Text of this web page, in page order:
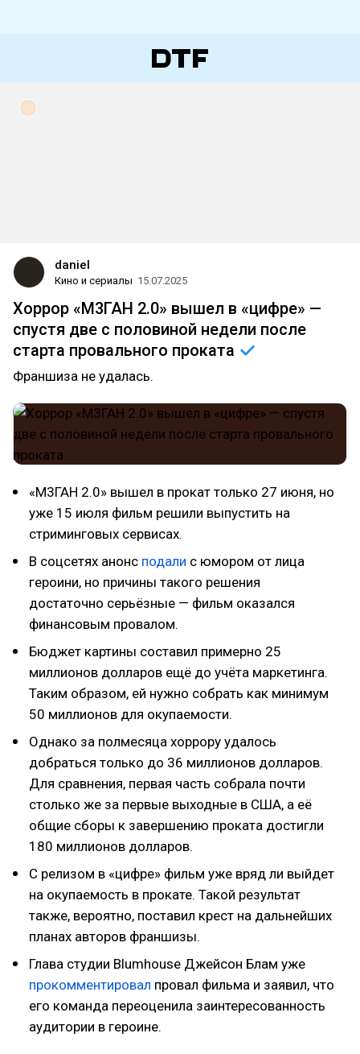
daniel
Кино и сериалы 15.07.2025
Хоррор «М3ГАН 2.0» вышел в «цифре» —
спустя две с половиной недели после
старта провального проката
Франшиза не удалась.
«М3ГАН 2.0» вышел в прокат только 27 июня, но
уже 15 июля фильм решили выпустить на
стриминговых сервисах.
В соцсетях анонс подали с юмором от лица
героини, но причины такого решения
достаточно серьёзные — фильм оказался
финансовым провалом.
Бюджет картины составил примерно 25
миллионов долларов ещё до учёта маркетинга.
Таким образом, ей нужно собрать как минимум
50 миллионов для окупаемости.
Однако за полмесяца хоррору удалось
добраться только до 36 миллионов долларов.
Для сравнения, первая часть собрала почти
столько же за первые выходные в США, а её
общие сборы к завершению проката достигли
180 миллионов долларов.
С релизом в «цифре» фильм уже вряд ли выйдет
на окупаемость в прокате. Такой результат
также, вероятно, поставил крест на дальнейших
планах авторов франшизы.
Глава студии Blumhouse Джейсон Блам уже
прокомментировал провал фильма и заявил, что
его команда переоценила заинтересованность
аудитории в героине.